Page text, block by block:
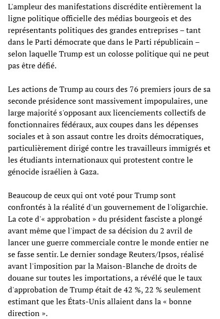
L'ampleur des manifestations discrédite entièrement la
ligne politique officielle des médias bourgeois et des
représentants politiques des grandes entreprises – tant
dans le Parti démocrate que dans le Parti républicain –
selon laquelle Trump est un colosse politique qui ne peut
pas être défié.
Les actions de Trump au cours des 76 premiers jours de sa
seconde présidence sont massivement impopulaires, une
large majorité s'opposant aux licenciements collectifs de
fonctionnaires fédéraux, aux coupes dans les dépenses
sociales et à son assaut contre les droits démocratiques,
particulièrement dirigé contre les travailleurs immigrés et
les étudiants internationaux qui protestent contre le
génocide israélien à Gaza.
Beaucoup de ceux qui ont voté pour Trump sont
confrontés à la réalité d'un gouvernement de l'oligarchie.
La cote d'« approbation » du président fasciste a plongé
avant même que l'impact de sa décision du 2 avril de
lancer une guerre commerciale contre le monde entier ne
se fasse sentir. Le dernier sondage Reuters/Ipsos, réalisé
avant l'imposition par la Maison-Blanche de droits de
douane sur toutes les importations, a révélé que le taux
d'approbation de Trump était de 42 %, 22 % seulement
estimant que les États-Unis allaient dans la « bonne
direction ».